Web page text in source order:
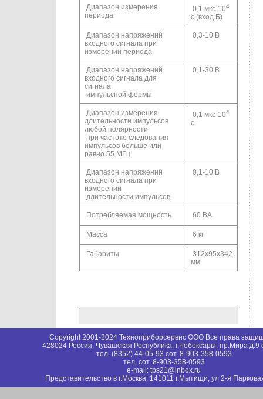
Диапазон измерения
периода
0,1 мкс-104
с (вход Б)
Диапазон напряжений
входного сигнала при
измерении периода
0,3-10 В
Диапазон напряжений
входного сигнала для
сигнала
импульсной формы
0,1-30 В
Диапазон измерения
длительности импульсов
любой полярности
при частоте следования
импульсов больше или
равно 55 МГц
0,1 мкс-104
с
Диапазон напряжений
входного сигнала при
измерении
длительности импульсов
0,1-10 В
Потребляемая мощность 60 ВА
Масса 6 кг
Габариты
312х95х342
мм
Copyright 2001-2024 Техноприборсервис ООО Все права
428024 Россия, Чувашская Республика, г.Чебоксары, пр.Мира
тел. (8352) 44-05-93 сот. 8-903-358-0593
тел. сот. 8-903-358-0593
e-mail: tps21@inbox.ru
Представительство в г.Москва: 141011 г.Мытищи, ул 2-я